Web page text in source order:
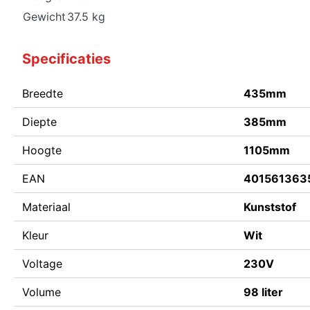
Gewicht 37.5 kg
Specificaties
Breedte 435mm
Diepte 385mm
Hoogte 1105mm
EAN
Materiaal Kunststof
Kleur Wit
Voltage 230V
Volume 98 liter